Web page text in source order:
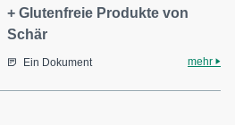
+ Glutenfreie Produkte von
Schär
Ein Dokument mehr